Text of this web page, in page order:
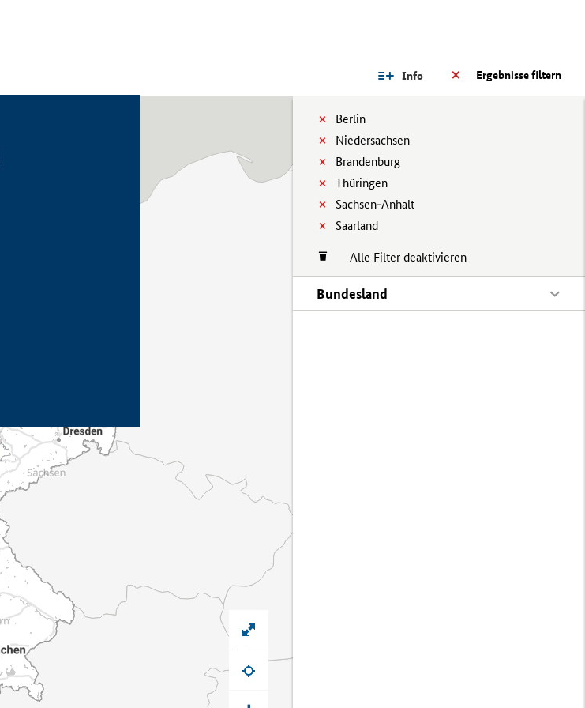
Ergebnisse filtern
Info
Berlin
Niedersachsen
Brandenburg
Thüringen
Sachsen-Anhalt
Saarland
Alle Filter deaktivieren
Bundesland